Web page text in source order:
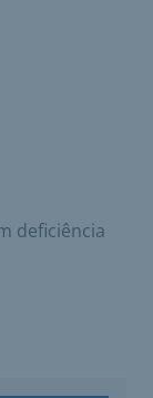
deficiência